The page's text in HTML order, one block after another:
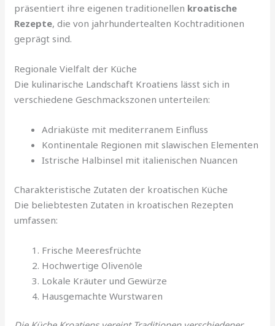
präsentiert ihre eigenen traditionellen kroatische
Rezepte, die von jahrhundertealten Kochtraditionen
geprägt sind.
Regionale Vielfalt der Küche
Die kulinarische Landschaft Kroatiens lässt sich in
verschiedene Geschmackszonen unterteilen:
Adriaküste mit mediterranem Einfluss
Kontinentale Regionen mit slawischen Elementen
Istrische Halbinsel mit italienischen Nuancen
Charakteristische Zutaten der kroatischen Küche
Die beliebtesten Zutaten in kroatischen Rezepten
umfassen:
Frische Meeresfrüchte
Hochwertige Olivenöle
Lokale Kräuter und Gewürze
Hausgemachte Wurstwaren